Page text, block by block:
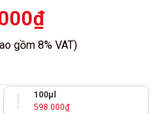
₫
gồm 8% VAT)
100μl
598.000₫